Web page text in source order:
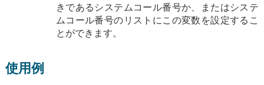
きであるシステムコール番号か、またはシステ
ムコール番号のリストにこの変数を設定するこ
とができます。
使用例